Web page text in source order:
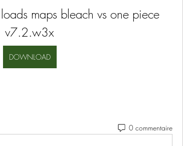
maps bleach vs one piece
v7.2.w3x
DOWNLOAD
0 commentaire